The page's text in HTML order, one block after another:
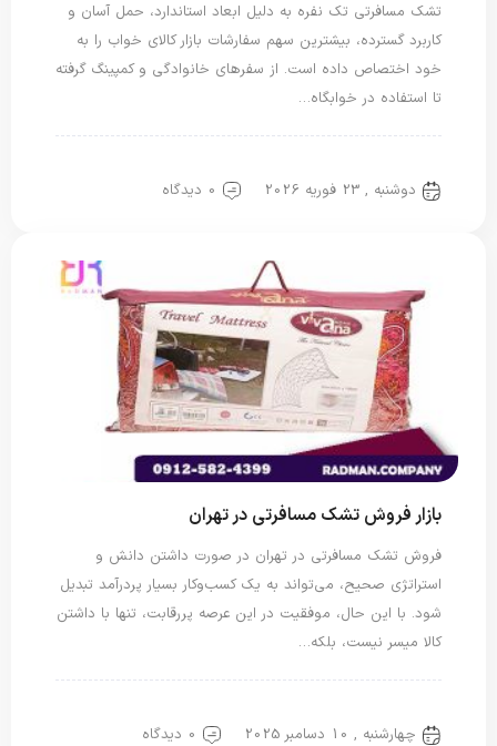
تشک مسافرتی تک نفره به دلیل ابعاد استاندارد، حمل آسان و
کاربرد گسترده، بیشترین سهم سفارشات بازار کالای خواب را به
خود اختصاص داده است. از سفرهای خانوادگی و کمپینگ گرفته
تا استفاده در خوابگاه…
دوشنبه , 23 فوریه 2026 0 دیدگاه
بازار فروش تشک مسافرتی در تهران
فروش تشک مسافرتی در تهران در صورت داشتن دانش و
استراتژی صحیح، می‌تواند به یک کسب‌وکار بسیار پردرآمد تبدیل
شود. با این حال، موفقیت در این عرصه پررقابت، تنها با داشتن
کالا میسر نیست، بلکه…
چهارشنبه , 10 دسامبر 2025 0 دیدگاه